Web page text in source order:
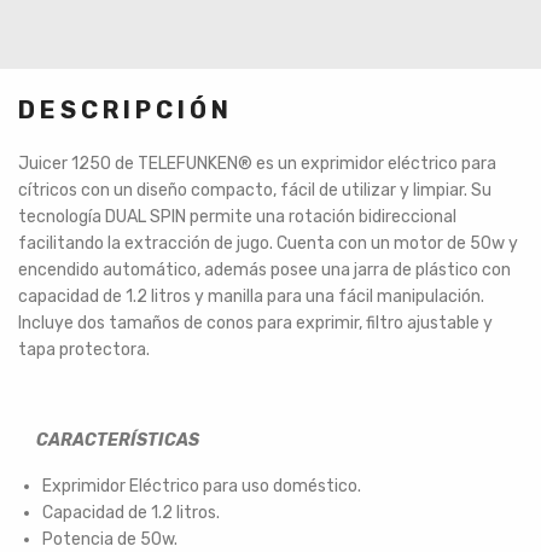
DESCRIPCIÓN
Juicer 1250 de TELEFUNKEN® es un exprimidor eléctrico para
cítricos con un diseño compacto, fácil de utilizar y limpiar. Su
tecnología DUAL SPIN permite una rotación bidireccional
facilitando la extracción de jugo. Cuenta con un motor de 50w y
encendido automático, además posee una jarra de plástico con
capacidad de 1.2 litros y manilla para una fácil manipulación.
Incluye dos tamaños de conos para exprimir, filtro ajustable y
tapa protectora.
CARACTERÍSTICAS
Exprimidor Eléctrico para uso doméstico.
Capacidad de 1.2 litros.
Potencia de 50w.